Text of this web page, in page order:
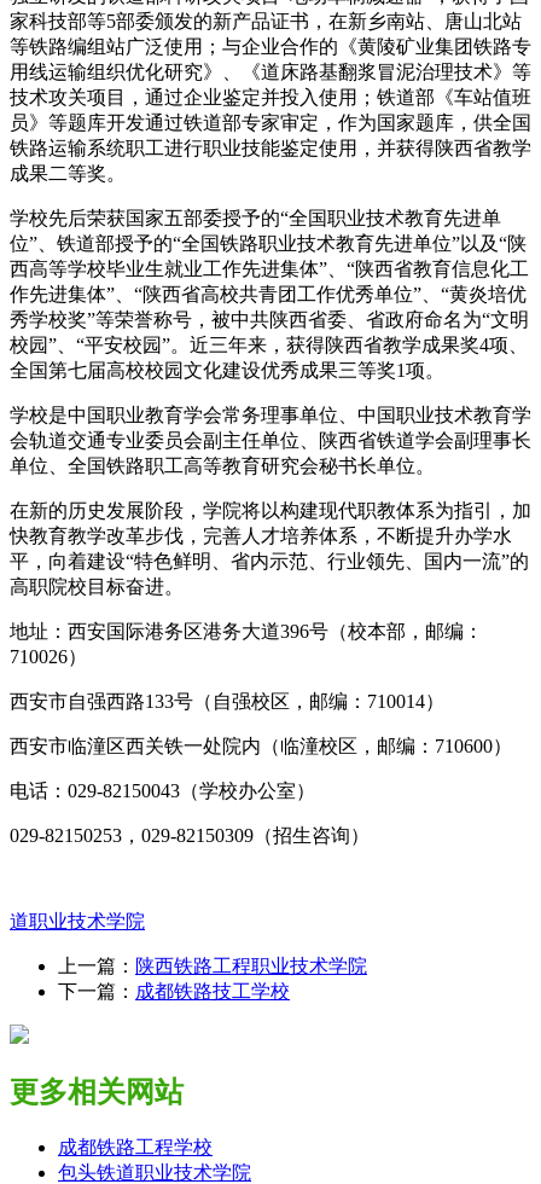
家科技部等5部委颁发的新产品证书，在新乡南站、唐山北站
等铁路编组站广泛使用；与企业合作的《黄陵矿业集团铁路专
用线运输组织优化研究》、《道床路基翻浆冒泥治理技术》等
技术攻关项目，通过企业鉴定并投入使用；铁道部《车站值班
员》等题库开发通过铁道部专家审定，作为国家题库，供全国
铁路运输系统职工进行职业技能鉴定使用，并获得陕西省教学
成果二等奖。
学校先后荣获国家五部委授予的“全国职业技术教育先进单
位”、铁道部授予的“全国铁路职业技术教育先进单位”以及“陕
西高等学校毕业生就业工作先进集体”、“陕西省教育信息化工
作先进集体”、“陕西省高校共青团工作优秀单位”、“黄炎培优
秀学校奖”等荣誉称号，被中共陕西省委、省政府命名为“文明
校园”、“平安校园”。近三年来，获得陕西省教学成果奖4项、
全国第七届高校校园文化建设优秀成果三等奖1项。
学校是中国职业教育学会常务理事单位、中国职业技术教育学
会轨道交通专业委员会副主任单位、陕西省铁道学会副理事长
单位、全国铁路职工高等教育研究会秘书长单位。
在新的历史发展阶段，学院将以构建现代职教体系为指引，加
快教育教学改革步伐，完善人才培养体系，不断提升办学水
平，向着建设“特色鲜明、省内示范、行业领先、国内一流”的
高职院校目标奋进。
地址：西安国际港务区港务大道396号（校本部，邮编：
710026）
西安市自强西路133号（自强校区，邮编：710014）
西安市临潼区西关铁一处院内（临潼校区，邮编：710600）
电话：029-82150043（学校办公室）
029-82150253，029-82150309（招生咨询）
道职业技术学院
上一篇： 陕西铁路工程职业技术学院
下一篇： 成都铁路技工学校
更多相关网站
成都铁路工程学校
包头铁道职业技术学院